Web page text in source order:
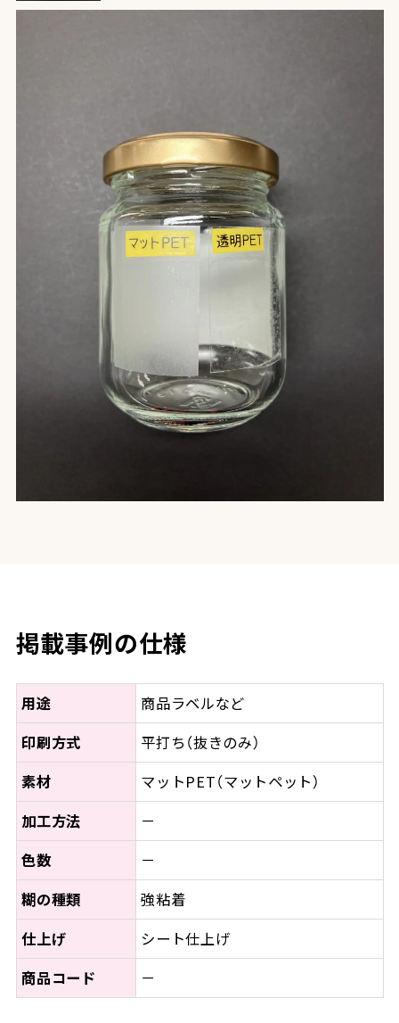
掲載事例の仕様
用途
商品ラベルなど
印刷方式
平打ち（抜きのみ）
素材
マットPET（マットペット）
加工方法
－
色数
－
糊の種類
強粘着
仕上げ
シート仕上げ
商品コード
－